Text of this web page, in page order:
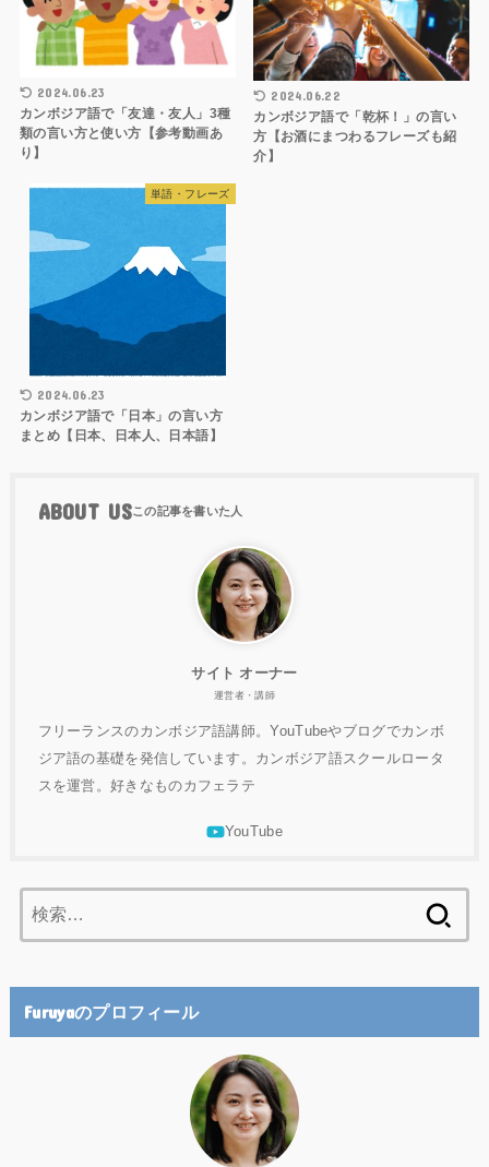
2024.06.23
カンボジア語で「友達・友人」3種
類の言い方と使い方【参考動画あ
り】
2024.06.22
カンボジア語で「乾杯！」の言い
方【お酒にまつわるフレーズも紹
介】
単語・フレーズ
2024.06.23
カンボジア語で「日本」の言い方
まとめ【日本、日本人、日本語】
ABOUT US
サイト オーナー
運営者・講師
フリーランスのカンボジア語講師。YouTubeやブログでカンボ
ジア語の基礎を発信しています。カンボジア語スクールロータ
スを運営。好きなものカフェラテ
索:
Furuyaのプロフィール